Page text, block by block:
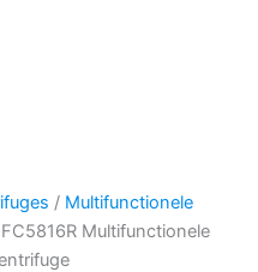
/ Multifunctionele
Multifunctionele